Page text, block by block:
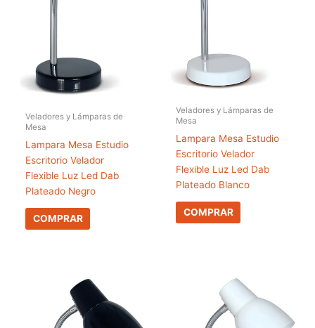
Veladores y Lámparas de
Mesa
Lampara Mesa Estudio
Escritorio Velador
Flexible Luz Led Dab
Plateado Negro
COMPRAR
Veladores y Lámparas de
Mesa
Lampara Mesa Estudio
Escritorio Velador
Flexible Luz Led Dab
Plateado Blanco
COMPRAR